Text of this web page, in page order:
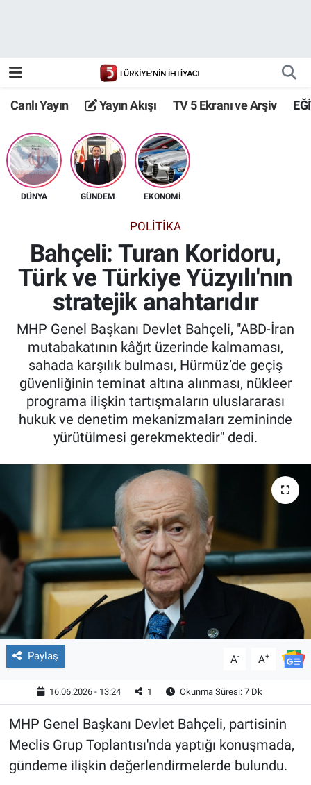
Canlı Yayın Yayın Akışı TV 5 Ekranı ve Arşiv
DÜNYA GÜNDEM EKONOMİ
POLİTİKA
Bahçeli: Turan Koridoru,
Türk ve Türkiye Yüzyılı'nın
stratejik anahtarıdır
MHP Genel Başkanı Devlet Bahçeli, "ABD-İran
mutabakatının kâğıt üzerinde kalmaması,
sahada karşılık bulması, Hürmüz’de geçiş
güvenliğinin teminat altına alınması, nükleer
programa ilişkin tartışmaların uluslararası
hukuk ve denetim mekanizmaları zemininde
yürütülmesi gerekmektedir" dedi.
Paylaş A- A+
16.06.2026 - 13:24 1 Okunma Süresi: 7 Dk
MHP Genel Başkanı Devlet Bahçeli, partisinin
Meclis Grup Toplantısı'nda yaptığı konuşmada,
gündeme ilişkin değerlendirmelerde bulundu.
TV 5 Ekranı ve Arşiv